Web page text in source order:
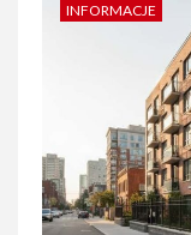
INFORMACJE